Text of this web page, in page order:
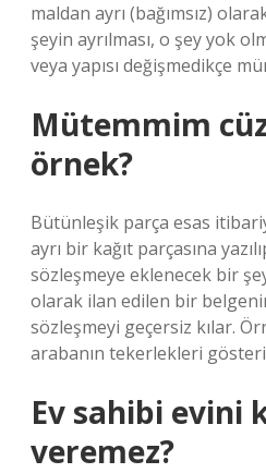
maldan ayrı (bağımsız)
şeyin ayrılması, o şey yok
veya yapısı değişmedikçe
Mütemmim
örnek?
Bütünleşik parça esas
ayrı bir kağıt parçasına
sözleşmeye eklenecek bir
olarak ilan edilen bir
sözleşmeyi geçersiz kılar.
arabanın tekerlekleri
Ev sahibi evini
veremez?